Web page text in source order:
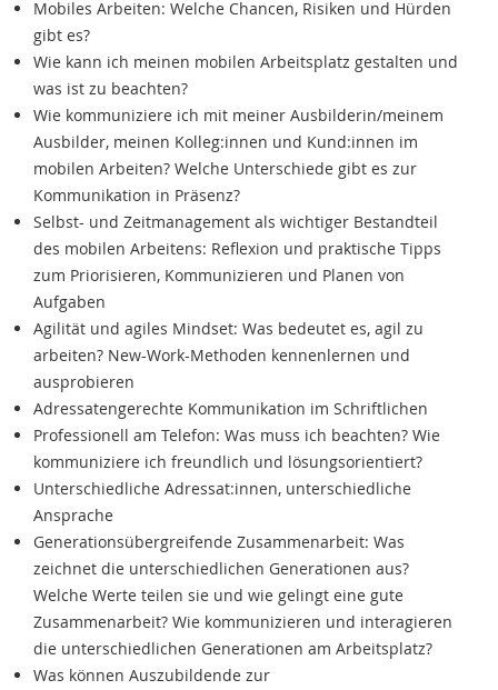
Mobiles Arbeiten: Welche Chancen, Risiken und Hürden
gibt es?
Wie kann ich meinen mobilen Arbeitsplatz gestalten und
was ist zu beachten?
Wie kommuniziere ich mit meiner Ausbilderin/meinem
Ausbilder, meinen Kolleg:innen und Kund:innen im
mobilen Arbeiten? Welche Unterschiede gibt es zur
Kommunikation in Präsenz?
Selbst- und Zeitmanagement als wichtiger Bestandteil
des mobilen Arbeitens: Reflexion und praktische Tipps
zum Priorisieren, Kommunizieren und Planen von
Aufgaben
Agilität und agiles Mindset: Was bedeutet es, agil zu
arbeiten? New-Work-Methoden kennenlernen und
ausprobieren
Adressatengerechte Kommunikation im Schriftlichen
Professionell am Telefon: Was muss ich beachten? Wie
kommuniziere ich freundlich und lösungsorientiert?
Unterschiedliche Adressat:innen, unterschiedliche
Ansprache
Generationsübergreifende Zusammenarbeit: Was
zeichnet die unterschiedlichen Generationen aus?
Welche Werte teilen sie und wie gelingt eine gute
Zusammenarbeit? Wie kommunizieren und interagieren
die unterschiedlichen Generationen am Arbeitsplatz?
Was können Auszubildende zur